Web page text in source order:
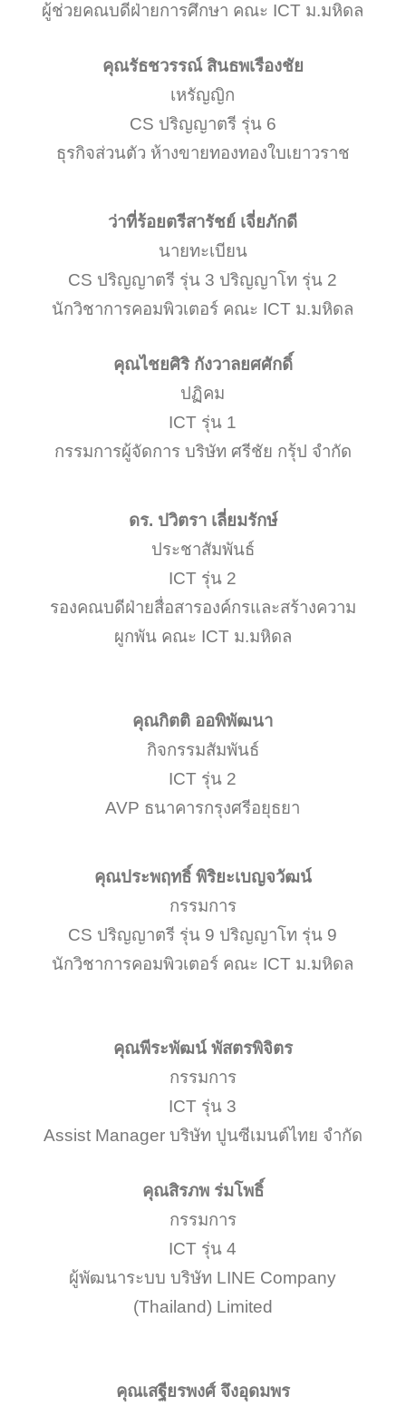
ผู้ช่วยคณบดีฝ่ายการศึกษา คณะ ICT ม.มหิดล
คุณรัธชวรรณ์ สินธพเรืองชัย
เหรัญญิก
CS ปริญญาตรี รุ่น 6
ธุรกิจส่วนตัว ห้างขายทองทองใบเยาวราช
ว่าที่ร้อยตรีสารัชย์ เจี่ยภักดี
นายทะเบียน
CS ปริญญาตรี รุ่น 3 ปริญญาโท รุ่น 2
นักวิชาการคอมพิวเตอร์ คณะ ICT ม.มหิดล
คุณไชยศิริ กังวาลยศศักดิ์
ปฏิคม
ICT รุ่น 1
กรรมการผู้จัดการ บริษัท ศรีชัย กรุ้ป จำกัด
ดร. ปวิตรา เลี่ยมรักษ์
ประชาสัมพันธ์
ICT รุ่น 2
รองคณบดีฝ่ายสื่อสารองค์กรและสร้างความ
ผูกพัน คณะ ICT ม.มหิดล
คุณกิตติ ออพิพัฒนา
กิจกรรมสัมพันธ์
ICT รุ่น 2
AVP ธนาคารกรุงศรีอยุธยา
คุณประพฤทธิ์ พิริยะเบญจวัฒน์
กรรมการ
CS ปริญญาตรี รุ่น 9 ปริญญาโท รุ่น 9
นักวิชาการคอมพิวเตอร์ คณะ ICT ม.มหิดล
คุณพีระพัฒน์ พัสตรพิจิตร
กรรมการ
ICT รุ่น 3
Assist Manager บริษัท ปูนซีเมนต์ไทย จำกัด
คุณสิรภพ ร่มโพธิ์
กรรมการ
ICT รุ่น 4
ผู้พัฒนาระบบ บริษัท LINE Company
(Thailand) Limited
คุณเสฐียรพงศ์ จึงอุดมพร